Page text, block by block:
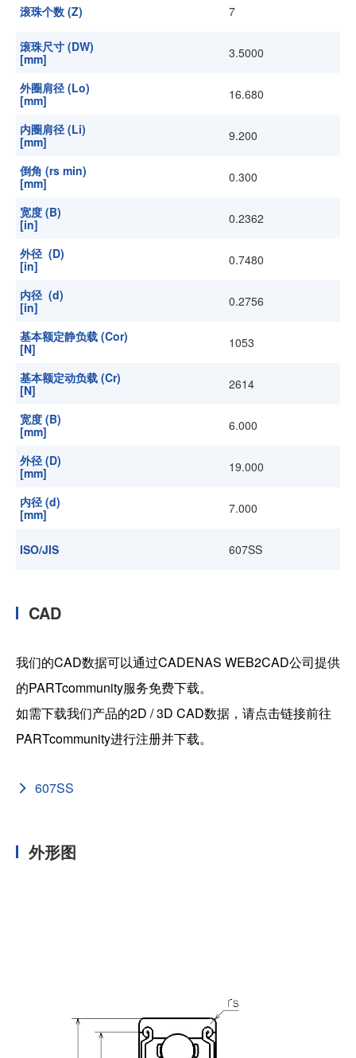
滚珠个数 (Z) 7
滚珠尺寸 (DW)
[mm]
3.5000
外圈肩径 (Lo)
[mm]
16.680
内圈肩径 (Li)
[mm]
9.200
倒角 (rs min)
[mm]
0.300
宽度 (B)
[in]
0.2362
外径 (D)
[in]
0.7480
内径 (d)
[in]
0.2756
基本额定静负载 (Cor)
[N]
1053
基本额定动负载 (Cr)
[N]
2614
宽度 (B)
[mm]
6.000
外径 (D)
[mm]
19.000
内径 (d)
[mm]
7.000
ISO/JIS 607SS
CAD
我们的CAD数据可以通过CADENAS WEB2CAD公司提供
的PARTcommunity服务免费下载。
如需下载我们产品的2D / 3D CAD数据，请点击链接前往
PARTcommunity进行注册并下载。
607SS
外形图